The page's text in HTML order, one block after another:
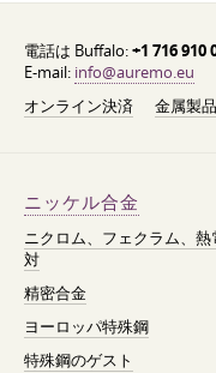
電話は Buffalo:+1 716 910
E-mail: info@auremo.eu
オンライン決済
金属製
ニッケル合金
ニクロム、フェクラム、熱
対
精密合金
ヨーロッパ特殊鋼
特殊鋼のゲスト